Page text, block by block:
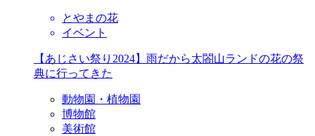
とやまの花
イベント
【あじさい祭り2024】雨だから太閤山ランドの花の祭
典に行ってきた
動物園・植物園
博物館
美術館